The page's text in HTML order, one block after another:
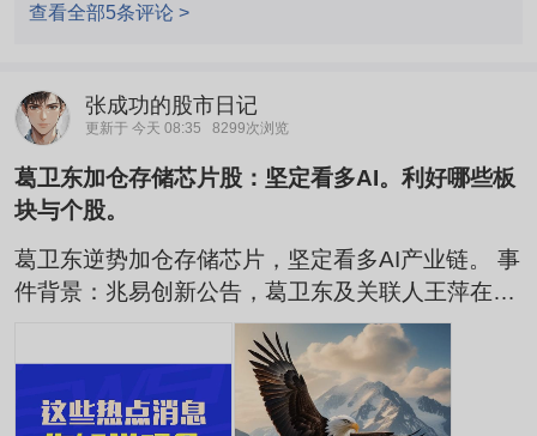
查看全部5条评论 >
张成功的股市日记
更新于 今天 08:35 8299次浏览
葛卫东加仓存储芯片股：坚定看多AI。利好哪些板
块与个股。
葛卫东逆势加仓存储芯片，坚定看多AI产业链。 事
件背景：兆易创新公告，葛卫东及关联人王萍在股
价大幅回调后逆势加仓兆易创新，二人合计增持超
121万股，合计持仓接近百亿元。同时其公开表
态，AI产业行情没有结束，看好下半年AI、算力、
半导体硬科技方向。 逻辑: 1、行业周期反转：AI服